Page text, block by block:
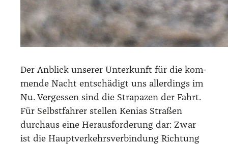
Der Anblick unse­rer Unter­kunft für die kom­
men­de Nacht ent­schä­digt uns aller­dings im
Nu. Ver­ges­sen sind die Stra­pa­zen der Fahrt.
Für Selbst­fah­rer stel­len Keni­as Stra­ßen
durch­aus eine Her­aus­for­de­rung dar: Zwar
ist die Haupt­ver­kehrs­ver­bin­dung Rich­tung